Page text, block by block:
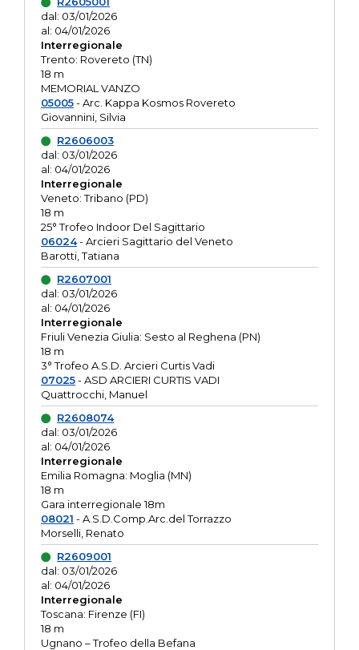
dal: 03/01/2026
al: 04/01/2026
Interregionale
Trento: Rovereto (TN)
18 m
MEMORIAL VANZO
05005- Arc. Kappa Kosmos Rovereto
Giovannini, Silvia
R2606003
dal: 03/01/2026
al: 04/01/2026
Interregionale
Veneto: Tribano (PD)
18 m
25° Trofeo Indoor Del Sagittario
06024- Arcieri Sagittario del Veneto
Barotti, Tatiana
R2607001
dal: 03/01/2026
al: 04/01/2026
Interregionale
Friuli Venezia Giulia: Sesto al Reghena (PN)
18 m
3° Trofeo A.S.D. Arcieri Curtis Vadi
07025- ASD ARCIERI CURTIS VADI
Quattrocchi, Manuel
R2608074
dal: 03/01/2026
al: 04/01/2026
Interregionale
Emilia Romagna: Moglia (MN)
18 m
Gara interregionale 18m
08021 - A.S.D.Comp.Arc.del Torrazzo
Morselli, Renato
R2609001
dal: 03/01/2026
al: 04/01/2026
Interregionale
Toscana: Firenze (FI)
18 m
Ugnano – Trofeo della Befana